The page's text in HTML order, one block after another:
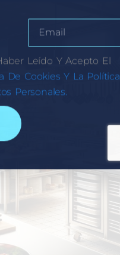
Leído Y Acepto El
De Cookies Y La Política
Personales.